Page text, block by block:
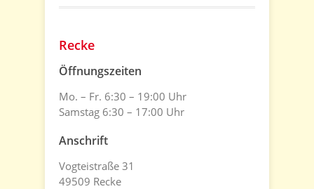
Recke
Öffnungszeiten
Mo. – Fr. 6:30 – 19:00 Uhr
Samstag 6:30 – 17:00 Uhr
Anschrift
Vogteistraße 31
49509 Recke